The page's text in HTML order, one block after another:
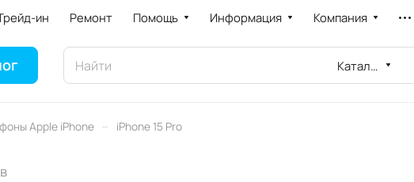
ин Ремонт Помощь Информация Компания
Каталог
Apple iPhone – iPhone 15 Pro